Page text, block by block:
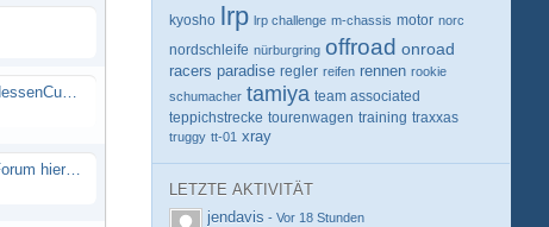
[03.07.-05.07.2026] 4ter Lauf HessenCup OR8 / OR8E 2026 beim MSV Linsengericht e.V.
Eure neue Strecke in diesem Forum hier posten
kyosho lrp lrp challenge m-chassis motor norc
nordschleife nürburgring offroad onroad
racers paradise regler reifen rennen rookie
schumacher tamiya team associated
teppichstrecke tourenwagen training traxxas
truggy tt-01 xray
LETZTE AKTIVITÄT
jendavis - Vor 18 Stunden